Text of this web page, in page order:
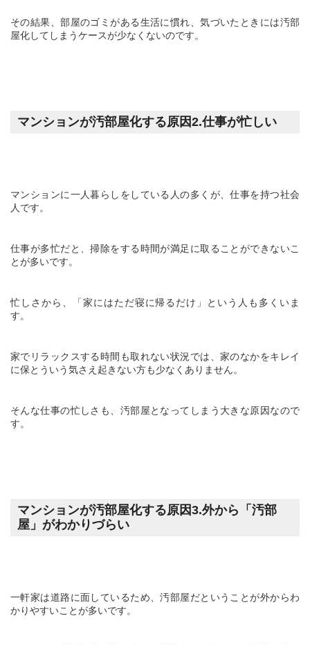
その結果、部屋のゴミがある生活に慣れ、気づいたときには汚部
屋化してしまうケースが少なくないのです。
マンションが汚部屋化する原因2.仕事が忙しい
マンションに一人暮らしをしている人の多くが、仕事を持つ社会
人です。
仕事が多忙だと、掃除をする時間が満足に取ることができないこ
とが多いです。
忙しさから、「家にはただ寝に帰るだけ」という人も多くいま
す。
家でリラックスする時間も取れない状況では、家のなかをキレイ
に保とういう気さえ起きない方も少なくありません。
そんな仕事の忙しさも、汚部屋となってしまう大きな原因なので
す。
マンションが汚部屋化する原因3.外から「汚部
屋」がわかりづらい
一軒家は道路に面しているため、汚部屋だということが外からわ
かりやすいことが多いです。